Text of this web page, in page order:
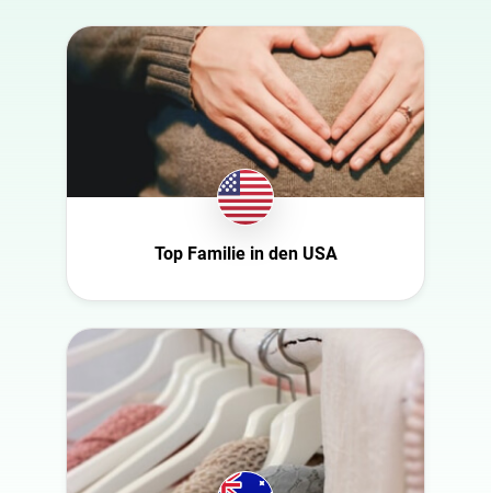
Australia
Azerbaijan
Bulgaria
Canada
Croatia
Schweiz
Slowakei
Tschechische
Republik
Deutschland
Automobil
Beauty
Bildung
Entertainment
Ernährung
Familie
Gesundheit
Infrastruktur
Interieur
Kultur
Kunst
Top Familie in den USA